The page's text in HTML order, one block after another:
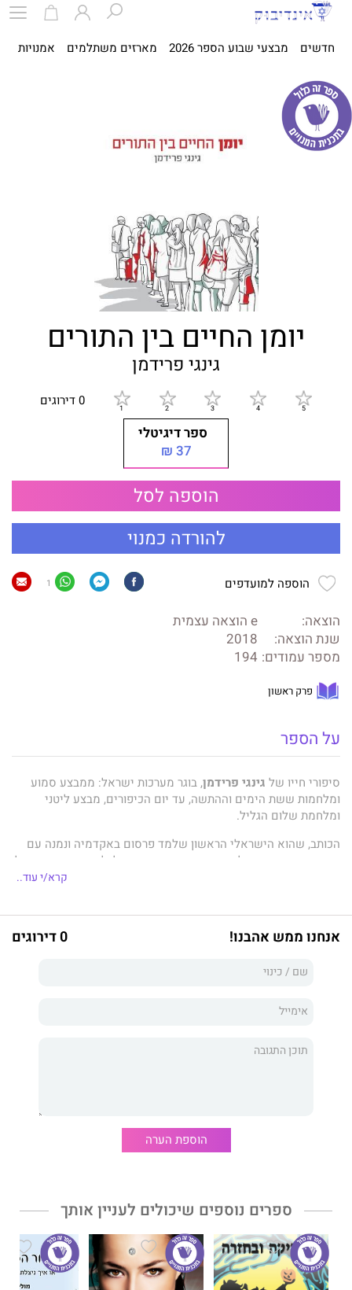
חדשים מבצעי שבוע הספר 2026 מארזים משתלמים אמנויות
יומן החיים בין התורים
גינגי פרידמן
0 דירוגים
ספר דיגיטלי
37 ₪
הוספה לסל
להורדה כמנוי
הוספה למועדפים 1
הוצאה:
e הוצאה עצמית
שנת הוצאה:
2018
מספר עמודים: 194
פרק ראשון
על הספר
סיפורי חייו של גינגי פרידמן, בוגר מערכות ישראל: ממבצע סמוע
ומלחמות ששת הימים וההתשה, עד יום הכיפורים, מבצע ליטני
ומלחמת שלום הגליל.
הכותב, שהוא הישראלי הראשון שלמד פרסום באקדמיה ונמנה עם
האבות המייסדים של הפרסום המודרני בישראל, לוקח את הקורא אל
עולמות האבסורד, הגריז והחול של השירות הצבאי ואל המציאות
הכותב משתף את הקורא בחוויותיו כסטודנט בלונדון, בימיה העליזים,
ומכניס אותו אל מאחורי הקלעים של תעשיית הפרסום הישראלית,
קרא/י עוד..
אנחנו ממש אהבנו! 0 דירוגים
הוספת הערה
ספרים נוספים שיכולים לעניין אותך